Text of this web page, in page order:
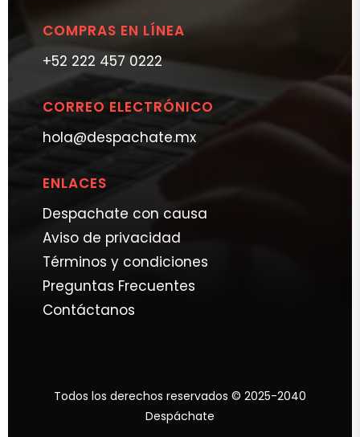
COMPRAS EN LÍNEA
+52 222 457 0222
CORREO ELECTRÓNICO
hola@despachate.mx
ENLACES
Despachate con causa
Aviso de privacidad
Términos y condiciones
Preguntas Frecuentes
Contáctanos
Todos los derechos reservados © 2025-2040
Despáchate